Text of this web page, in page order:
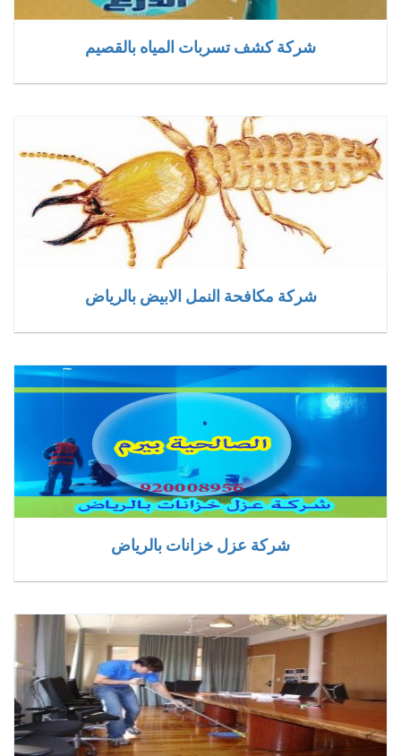
شركة كشف تسربات المياه بالقصيم
شركة مكافحة النمل الابيض بالرياض
شركة عزل خزانات بالرياض